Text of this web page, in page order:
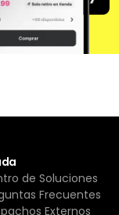
de Soluciones
Frecuentes
Externos